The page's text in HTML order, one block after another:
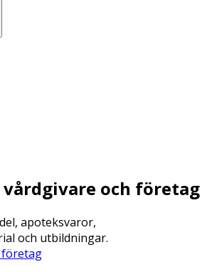
vårdgivare och företag
apoteksvaror,
och utbildningar.
företag